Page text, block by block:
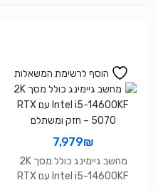
הוסף לרשימת המשאלות
7,979₪
מחשב גיימינג כולל מסך 2K
Intel i5-14600KF עם RTX